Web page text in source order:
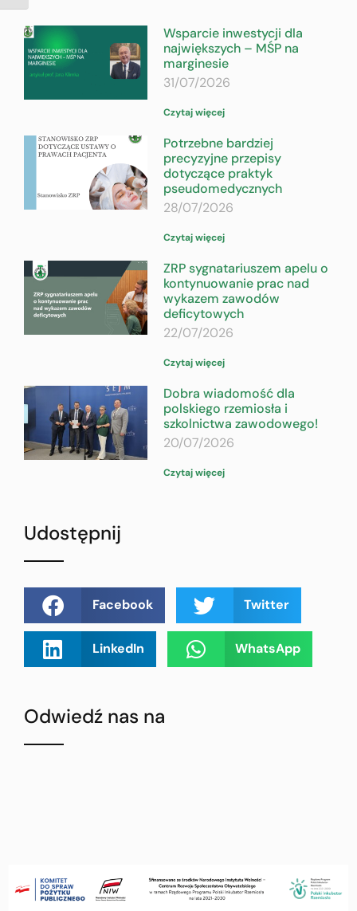
Wsparcie inwestycji dla
największych – MŚP na
marginesie
31/07/2026
Czytaj więcej
Potrzebne bardziej
precyzyjne przepisy
dotyczące praktyk
pseudomedycznych
28/07/2026
Czytaj więcej
ZRP sygnatariuszem apelu o
kontynuowanie prac nad
wykazem zawodów
deficytowych
22/07/2026
Czytaj więcej
Dobra wiadomość dla
polskiego rzemiosła i
szkolnictwa zawodowego!
20/07/2026
Czytaj więcej
Udostępnij
Facebook Twitter
LinkedIn WhatsApp
Odwiedź nas na